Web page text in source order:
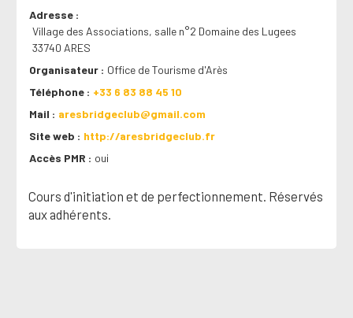
Adresse
Village des Associations, salle n°2 Domaine des Lugees
33740 ARES
Organisateur
Office de Tourisme d'Arès
Téléphone
+33 6 83 88 45 10
Mail
aresbridgeclub@gmail.com
Site web
http://aresbridgeclub.fr
Accès PMR
oui
Cours d'initiation et de perfectionnement. Réservés
aux adhérents.